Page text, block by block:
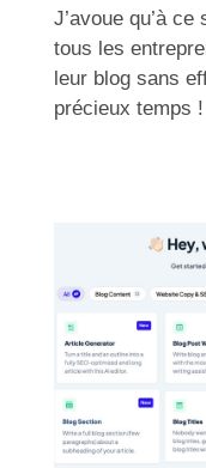
J’avoue qu’à
tous les
leur blog sans
précieux temps !